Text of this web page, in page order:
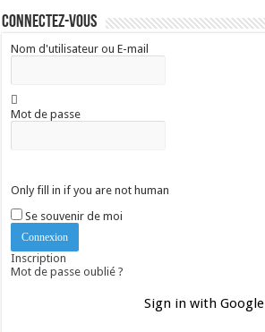
Connectez-vous
Nom d'utilisateur ou E-mail
Mot de passe
Only fill in if you are not human
Se souvenir de moi
Inscription
Mot de passe oublié ?
Sign in with Google